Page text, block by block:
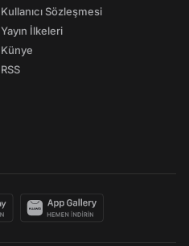
Kullanıcı Sözleşmesi
Yayın İlkeleri
Künye
RSS